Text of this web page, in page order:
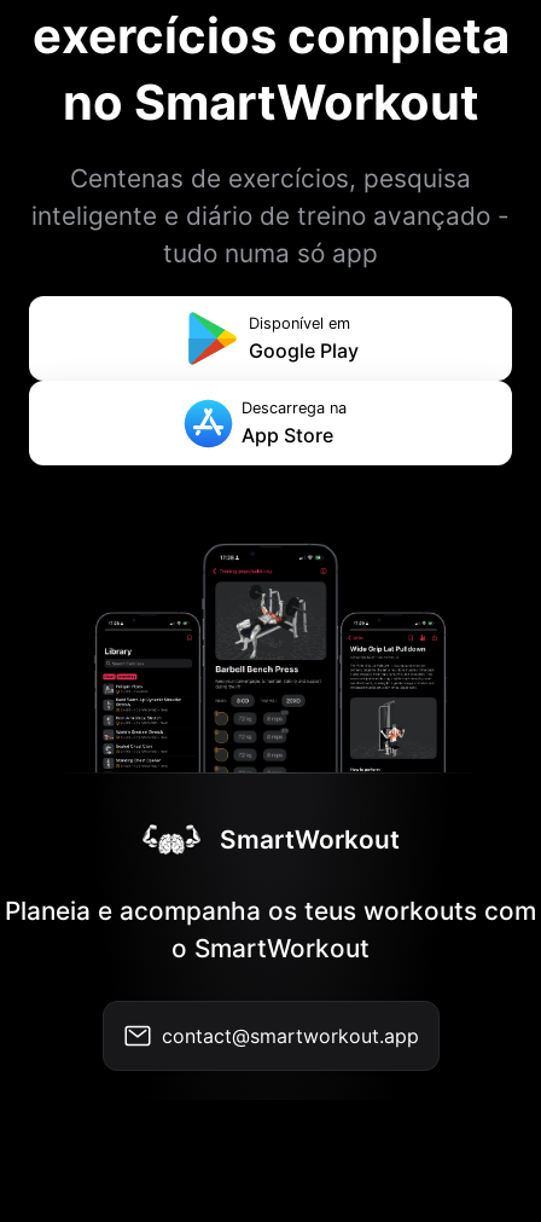
exercícios completa
no SmartWorkout
Centenas de exercícios, pesquisa
inteligente e diário de treino avançado -
tudo numa só app
Disponível em
Google Play
Descarrega na
App Store
SmartWorkout
Planeia e acompanha os teus workouts com
o SmartWorkout
contact@smartworkout.app